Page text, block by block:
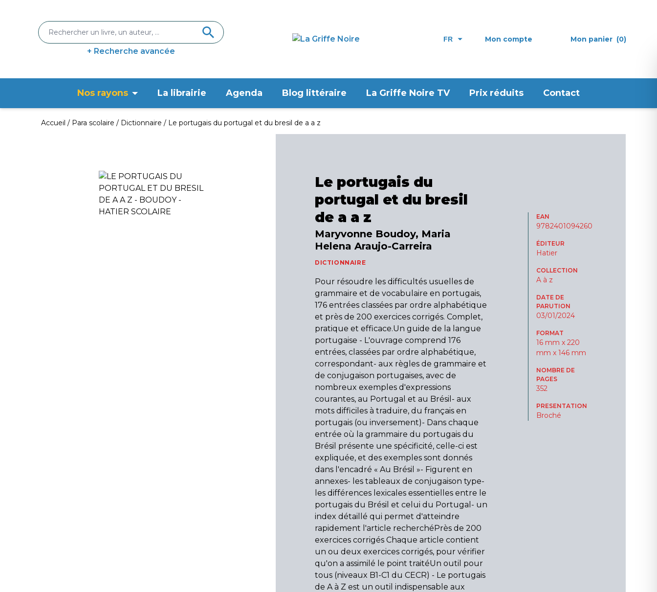
+ Recherche avancée
FR Mon compte Mon panier (0)
Nos rayons La librairie Agenda Blog littéraire La Griffe Noire TV Prix réduits Contact
Accueil Para scolaire Dictionnaire Le portugais du portugal et du bresil de a a z
Le portugais du
portugal et du bresil
de a a z
Maryvonne Boudoy, Maria
Helena Araujo-Carreira
DICTIONNAIRE
Pour résoudre les difficultés usuelles de
grammaire et de vocabulaire en portugais,
176 entrées classées par ordre alphabétique
et près de 200 exercices corrigés. Complet,
pratique et efficace.Un guide de la langue
portugaise - L'ouvrage comprend 176
entrées, classées par ordre alphabétique,
correspondant- aux règles de grammaire et
de conjugaison portugaises, avec de
nombreux exemples d'expressions
courantes, au Portugal et au Brésil- aux
mots difficiles à traduire, du français en
portugais (ou inversement)- Dans chaque
entrée où la grammaire du portugais du
Brésil présente une spécificité, celle-ci est
expliquée, et des exemples sont donnés
dans l'encadré « Au Brésil »- Figurent en
annexes- les tableaux de conjugaison type-
les différences lexicales essentielles entre le
portugais du Brésil et celui du Portugal- un
index détaillé qui permet d'atteindre
rapidement l'article recherchéPrès de 200
exercices corrigés Chaque article contient
un ou deux exercices corrigés, pour vérifier
qu'on a assimilé le point traitéUn outil pour
tous (niveaux B1-C1 du CECR) - Le portugais
de A à Z est un outil indispensable aux
EAN
9782401094260
ÉDITEUR
Hatier
COLLECTION
A à z
DATE DE
PARUTION
03/01/2024
FORMAT
16 mm x 220
mm x 146 mm
NOMBRE DE
PAGES
352
PRESENTATION
Broché